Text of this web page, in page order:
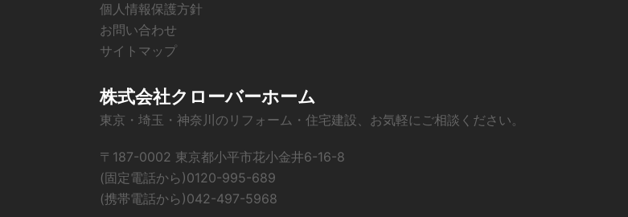
個人情報保護方針
お問い合わせ
サイトマップ
株式会社クローバーホーム
東京・埼玉・神奈川のリフォーム・住宅建設、お気軽にご相談ください。
〒187-0002 東京都小平市花小金井6-16-8
(固定電話から)0120-995-689
(携帯電話から)042-497-5968